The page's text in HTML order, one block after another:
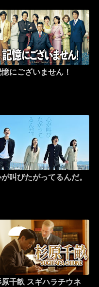
にございません！
叫びたがってるんだ。
原千畝 スギハラチウネ